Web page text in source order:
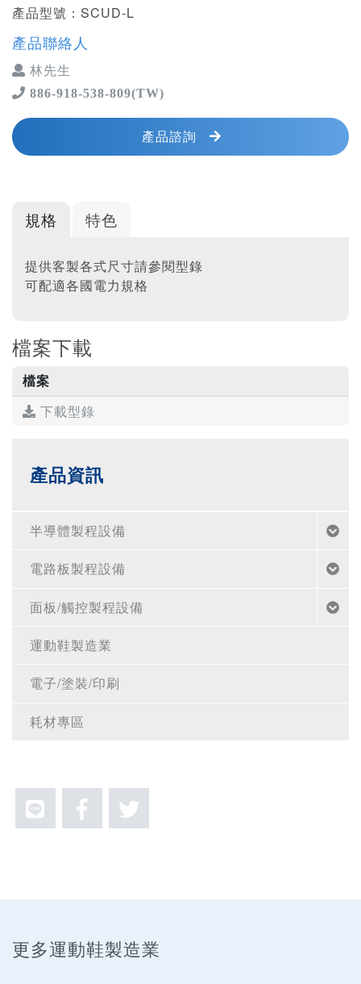
產品型號：SCUD-L
產品聯絡人
林先生
886-918-538-809(TW)
產品諮詢
規格 特色
提供客製各式尺寸請參閱型錄
可配適各國電力規格
檔案下載
檔案
下載型錄
產品資訊
半導體製程設備
電路板製程設備
面板/觸控製程設備
運動鞋製造業
電子/塗裝/印刷
耗材專區
更多運動鞋製造業